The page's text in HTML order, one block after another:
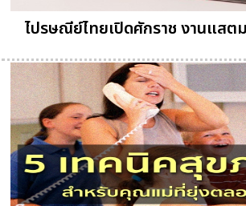
ไปรษณีย์ไทยเปิดศักราช งานแสต